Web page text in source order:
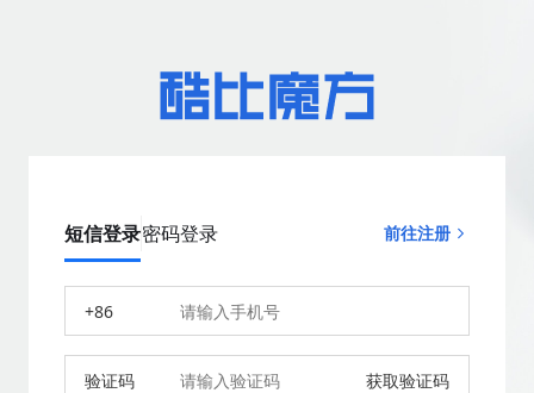
短信登录密码登录 前往注册
+86
验证码 获取验证码